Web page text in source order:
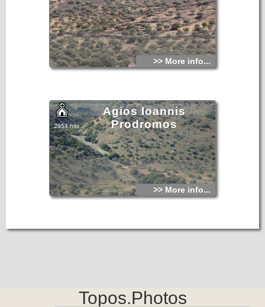
>> More info...
Agios Ioannis
Prodromos
2954 hits
>> More info...
Topos.Photos